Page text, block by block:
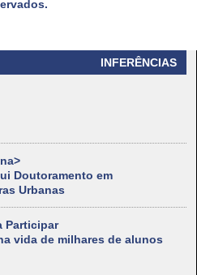
INFERÊNCIAS
Doutoramento em
Urbanas
Participar
vida de milhares de alunos